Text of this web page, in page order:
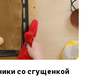
со сгущенкой